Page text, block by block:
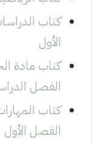
كتاب
الأول
الفصل
كتاب
الفصل الأول